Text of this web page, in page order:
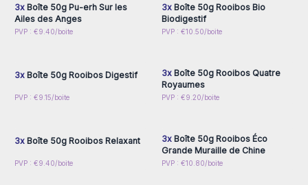
3xBoîte 50g Pu-erh Sur les
Ailes des Anges
PVP : €9.40/boite
3xBoîte 50g Rooibos Bio
Biodigestif
PVP : €10.50/boite
Connectez-vous ou
3xBoîte 50g Rooibos Digestif
PVP : €9.15/boite
Connectez-vous ou
3xBoîte 50g Rooibos Quatre
Royaumes
PVP : €9.20/boite
Connectez-vous ou
3xBoîte 50g Rooibos Relaxant
PVP : €9.40/boite
Connectez-vous ou
3xBoîte 50g Rooibos Éco
Grande Muraille de Chine
PVP : €10.80/boite
Connectez-vous ou
Connectez-vous ou